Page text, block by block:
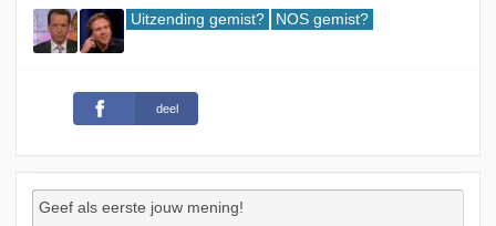
Uitzending gemist? NOS gemist?
deel